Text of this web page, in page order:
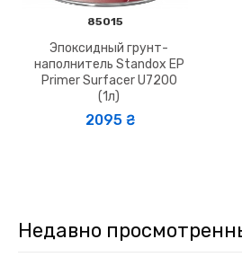
85015
Эпоксидный грунт-
наполнитель Standox EP
Primer Surfacer U7200
(1л)
2095 ₴
Недавно